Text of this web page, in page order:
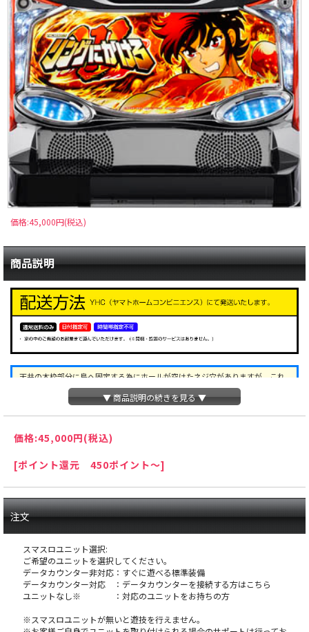
価格:45,000円(税込)
商品説明
天井の木枠部分に島へ固定する為にホールが空けたネジ穴がありますが、これ
は修復できない部分ですので予めご了承下さい。
オプションに関するご注意
※スマスロユニットとは：コイン不要機のように実
機にクレジットを入れるための装置です。
▼ 商品説明の続きを見る ▼
価格:45,000円(税込)
[ポイント還元 450ポイント～]
注文
スマスロユニット選択:
ご希望のユニットを選択してください。
データカウンター非対応：すぐに遊べる標準装備
データカウンター対応 ：データカウンターを接続する方はこちら
ユニットなし※ ：対応のユニットをお持ちの方
※スマスロユニットが無いと遊技を行えません。